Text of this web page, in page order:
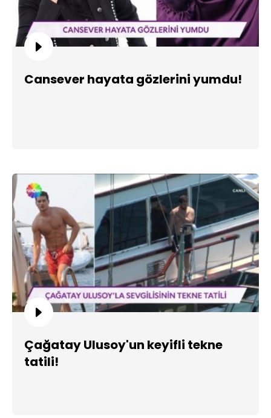
Cansever hayata gözlerini yumdu!
Çağatay Ulusoy'un keyifli tekne
tatili!